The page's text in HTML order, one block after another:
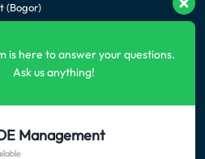
(Bogor)
is here to answer your questions.
Ask us anything!
Management